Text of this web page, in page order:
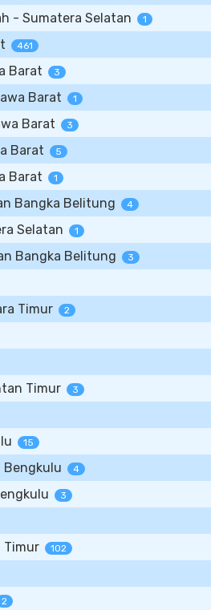
- Sumatera Selatan 1
461
Barat 3
Barat 1
Barat 3
Barat 5
Barat 1
Bangka Belitung 4
Selatan 1
Bangka Belitung 3
Timur 2
Timur 3
15
Bengkulu 4
3
Timur 102
2